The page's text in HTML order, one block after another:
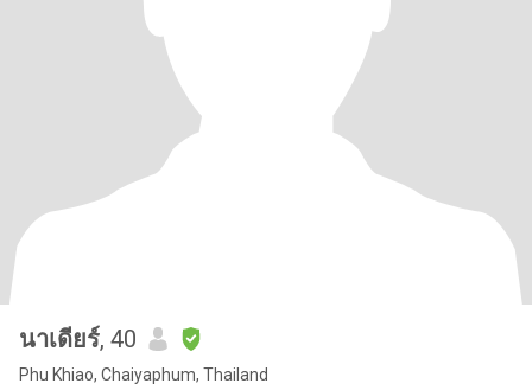
นาเดียร์, 40
Phu Khiao, Chaiyaphum, Thailand